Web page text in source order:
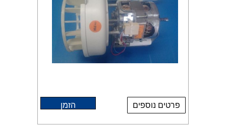
פרטים נוספים הזמן